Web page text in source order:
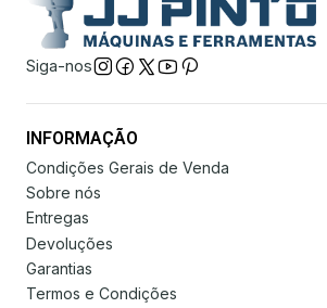
Siga-nos
INFORMAÇÃO
Condições Gerais de Venda
Sobre nós
Entregas
Devoluções
Garantias
Termos e Condições